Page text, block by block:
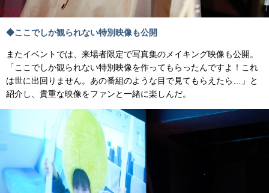
◆ここでしか観られない特別映像も公開
またイベントでは、来場者限定で写真集のメイキング映像も公開。
「ここでしか観られない特別映像を作ってもらったんですよ！これ
は世に出回りません。あの番組のような目で見てもらえたら…」と
紹介し、貴重な映像をファンと一緒に楽しんだ。